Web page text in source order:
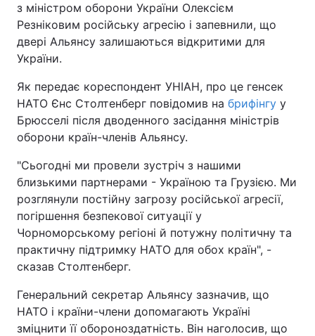
з міністром оборони України Олексієм
Резніковим російську агресію і запевнили, що
двері Альянсу залишаються відкритими для
України.
Як передає кореспондент УНІАН, про це генсек
НАТО Єнс Столтенберг повідомив на брифінгу у
Брюсселі після дводенного засідання міністрів
оборони країн-членів Альянсу.
"Сьогодні ми провели зустріч з нашими
близькими партнерами - Україною та Грузією. Ми
розглянули постійну загрозу російської агресії,
погіршення безпекової ситуації у
Чорноморському регіоні й потужну політичну та
практичну підтримку НАТО для обох країн", -
сказав Столтенберг.
Генеральний секретар Альянсу зазначив, що
НАТО і країни-члени допомагають Україні
зміцнити її обороноздатність. Він наголосив, що